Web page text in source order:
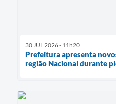
30 JUL 2026 - 11h20
Prefeitura apresenta
região Nacional durante